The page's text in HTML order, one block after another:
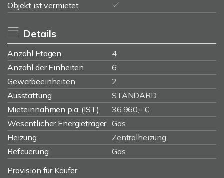
Objekt ist vermietet
Details
Anzahl Etagen
4
Anzahl der Einheiten
6
Gewerbeeinheiten
2
Ausstattung
STANDARD
Mieteinnahmen p.a. (IST)
36.960,- €
Wesentlicher Energieträger Gas
Heizung
Zentralheizung
Befeuerung
Gas
Provision für Käufer